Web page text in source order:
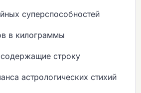
суперспособностей
в килограммы
строку
астрологических стихий